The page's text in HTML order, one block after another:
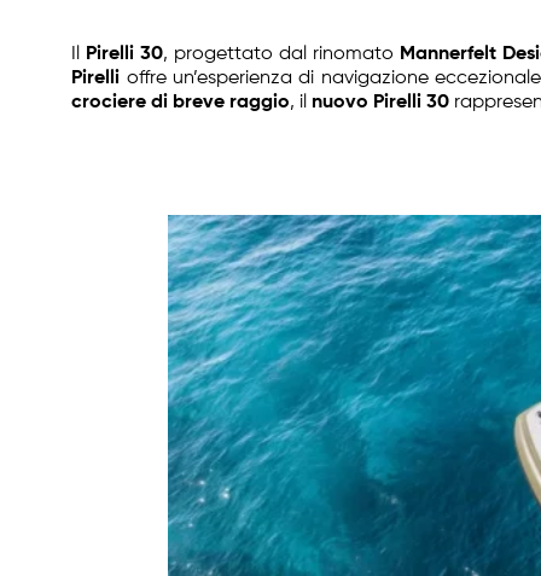
Pirelli 30, progettato dal rinomato Mannerfelt
Pirelli offre un’esperienza di navigazione
crociere di breve raggio, il nuovo Pirelli 30